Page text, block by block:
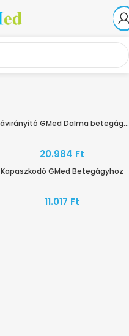
HAMAROSAN ÉRKEZIK
Távirányító GMed Dalma betegágyhoz
20.984 Ft
Kapaszkodó GMed Betegágyhoz
11.017 Ft